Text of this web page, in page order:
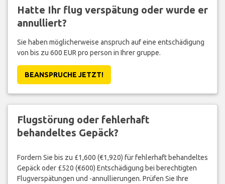
Hatte Ihr flug verspätung oder wurde er
annulliert?
Sie haben möglicherweise anspruch auf eine entschädigung
von bis zu 600 EUR pro person in Ihrer gruppe.
BEANSPRUCHE JETZT!
Flugstörung oder fehlerhaft
behandeltes Gepäck?
Fordern Sie bis zu £1,600 (€1,920) für fehlerhaft behandeltes
Gepäck oder £520 (€600) Entschädigung bei berechtigten
Flugverspätungen und -annullierungen. Prüfen Sie Ihre